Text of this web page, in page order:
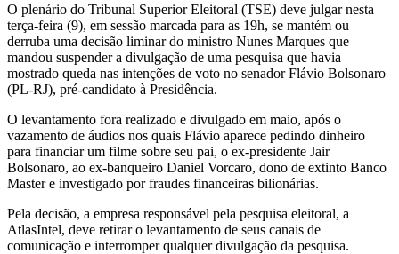
O plenário do Tribunal Superior Eleitoral (TSE) deve julgar nesta
terça-feira (9), em sessão marcada para as 19h, se mantém ou
derruba uma decisão liminar do ministro Nunes Marques que
mandou suspender a divulgação de uma pesquisa que havia
mostrado queda nas intenções de voto no senador Flávio Bolsonaro
(PL-RJ), pré-candidato à Presidência.
O levantamento fora realizado e divulgado em maio, após o
vazamento de áudios nos quais Flávio aparece pedindo dinheiro
para financiar um filme sobre seu pai, o ex-presidente Jair
Bolsonaro, ao ex-banqueiro Daniel Vorcaro, dono de extinto Banco
Master e investigado por fraudes financeiras bilionárias.
Pela decisão, a empresa responsável pela pesquisa eleitoral, a
AtlasIntel, deve retirar o levantamento de seus canais de
comunicação e interromper qualquer divulgação da pesquisa.